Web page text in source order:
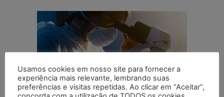
Usamos cookies em nosso site para fornecer a
experiência mais relevante, lembrando suas
preferências e visitas repetidas. Ao clicar em “Aceitar”,